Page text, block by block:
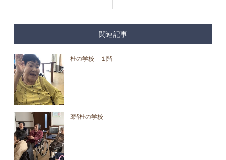
関連記事
杜の学校 １階
3階杜の学校